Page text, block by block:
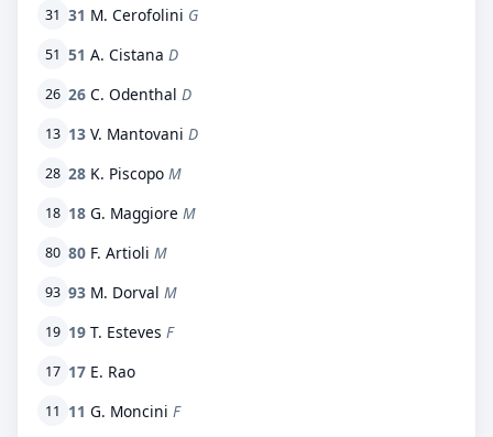
31 31 M. Cerofolini G
51 51 A. Cistana D
26 26 C. Odenthal D
13 13 V. Mantovani D
28 28 K. Piscopo M
18 18 G. Maggiore M
80 80 F. Artioli M
93 93 M. Dorval M
19 19 T. Esteves F
17 17 E. Rao
11 11 G. Moncini F